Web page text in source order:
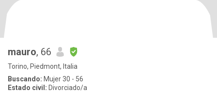
mauro, 66
Torino, Piedmont, Italia
Buscando: Mujer 30 - 56
Estado civil: Divorciado/a